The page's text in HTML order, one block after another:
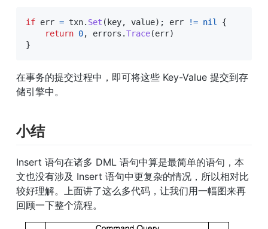
if err = txn. Set (key, value) ; err != nil
{
return 0, errors .Trace(err)
}
在事务的提交过程中，即可将这些 Key-Value 提交到存
储引擎中。
小结
Insert 语句在诸多 DML 语句中算是最简单的语句，本
文也没有涉及 Insert 语句中更复杂的情况，所以相对比
较好理解。上面讲了这么多代码，让我们用一幅图来再
回顾一下整个流程。